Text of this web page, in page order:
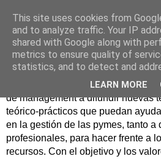
Nuevo Viernes
Libro
Nace con la misión de ayudar
de management a difundir nuevas
teórico-prácticos que puedan
en la gestión de las pymes, tanto a
profesionales, para hacer frente a
recursos. Con el objetivo y los
This site uses cookies from
and to analyze traffic. Your IP
shared with Google along with
metrics to ensure quality of
statistics, and to detect and
LEARN MORE